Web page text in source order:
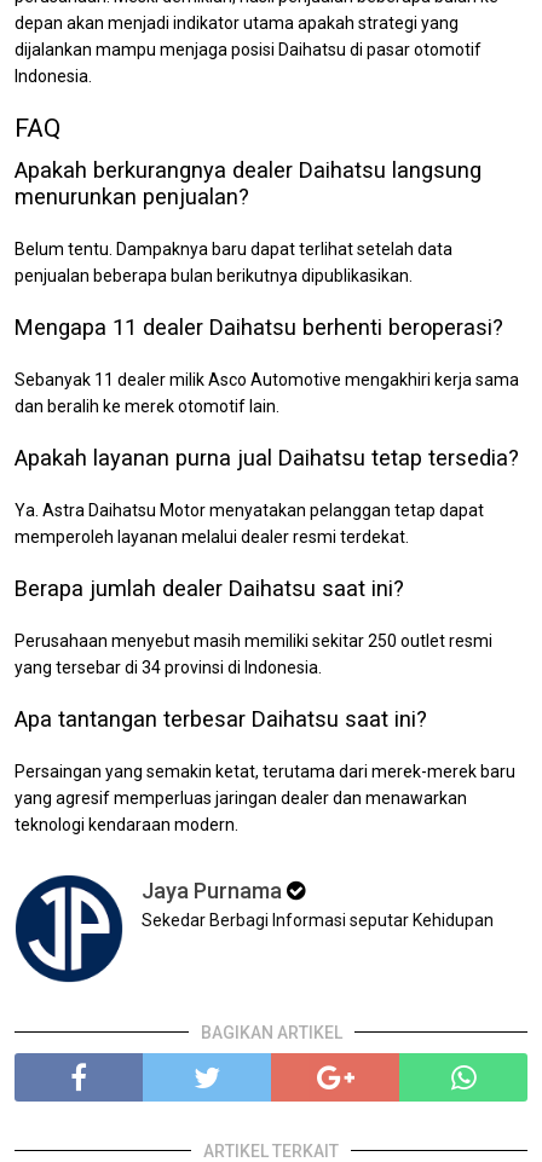
depan akan menjadi indikator utama apakah strategi yang
dijalankan mampu menjaga posisi Daihatsu di pasar otomotif
Indonesia.
FAQ
Apakah berkurangnya dealer Daihatsu langsung
menurunkan penjualan?
Belum tentu. Dampaknya baru dapat terlihat setelah data
penjualan beberapa bulan berikutnya dipublikasikan.
Mengapa 11 dealer Daihatsu berhenti beroperasi?
Sebanyak 11 dealer milik Asco Automotive mengakhiri kerja sama
dan beralih ke merek otomotif lain.
Apakah layanan purna jual Daihatsu tetap tersedia?
Ya. Astra Daihatsu Motor menyatakan pelanggan tetap dapat
memperoleh layanan melalui dealer resmi terdekat.
Berapa jumlah dealer Daihatsu saat ini?
Perusahaan menyebut masih memiliki sekitar 250 outlet resmi
yang tersebar di 34 provinsi di Indonesia.
Apa tantangan terbesar Daihatsu saat ini?
Persaingan yang semakin ketat, terutama dari merek-merek baru
yang agresif memperluas jaringan dealer dan menawarkan
teknologi kendaraan modern.
Jaya Purnama
Sekedar Berbagi Informasi seputar Kehidupan
BAGIKAN ARTIKEL
ARTIKEL TERKAIT